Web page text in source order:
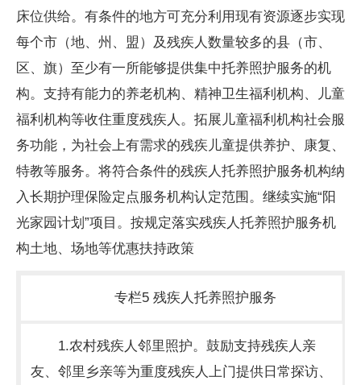
床位供给。有条件的地方可充分利用现有资源逐步实现
每个市（地、州、盟）及残疾人数量较多的县（市、
区、旗）至少有一所能够提供集中托养照护服务的机
构。支持有能力的养老机构、精神卫生福利机构、儿童
福利机构等收住重度残疾人。拓展儿童福利机构社会服
务功能，为社会上有需求的残疾儿童提供养护、康复、
特教等服务。将符合条件的残疾人托养照护服务机构纳
入长期护理保险定点服务机构认定范围。继续实施“阳
光家园计划”项目。按规定落实残疾人托养照护服务机
构土地、场地等优惠扶持政策
专栏5 残疾人托养照护服务
1.农村残疾人邻里照护。鼓励支持残疾人亲
友、邻里乡亲等为重度残疾人上门提供日常探访、